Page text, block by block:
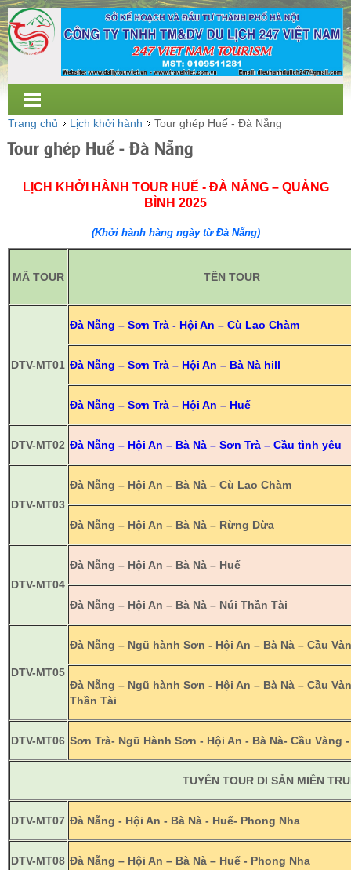
Trang chủ Lịch khởi hành Tour ghép Huế - Đà Nẵng
Tour ghép Huế - Đà Nẵng
LỊCH KHỞI HÀNH TOUR HUẾ - ĐÀ NẴNG – QUẢNG
BÌNH 2025
(Khởi hành hàng ngày từ Đà Nẵng)
MÃ TOUR TÊN TOUR
DTV-MT01
Đà Nẵng – Sơn Trà - Hội An – Cù Lao Chàm
Đà Nẵng – Sơn Trà – Hội An – Bà Nà hill
Đà Nẵng – Sơn Trà – Hội An – Huế
DTV-MT02 Đà Nẵng – Hội An – Bà Nà – Sơn Trà – Cầu tình yêu
DTV-MT03
Đà Nẵng – Hội An – Bà Nà – Cù Lao Chàm
Đà Nẵng – Hội An – Bà Nà – Rừng Dừa
DTV-MT04
Đà Nẵng – Hội An – Bà Nà – Huế
Đà Nẵng – Hội An – Bà Nà – Núi Thần Tài
DTV-MT05
Đà Nẵng – Ngũ hành Sơn - Hội An – Bà Nà – Cầu
Đà Nẵng – Ngũ hành Sơn - Hội An – Bà Nà – Cầu
Thần Tài
DTV-MT06 Sơn Trà- Ngũ Hành Sơn - Hội An - Bà Nà- Cầu Vàng
TUYẾN TOUR DI SẢN MIỀN
DTV-MT07 Đà Nẵng - Hội An - Bà Nà - Huế- Phong Nha
DTV-MT08 Đà Nẵng – Hội An – Bà Nà – Huế - Phong Nha